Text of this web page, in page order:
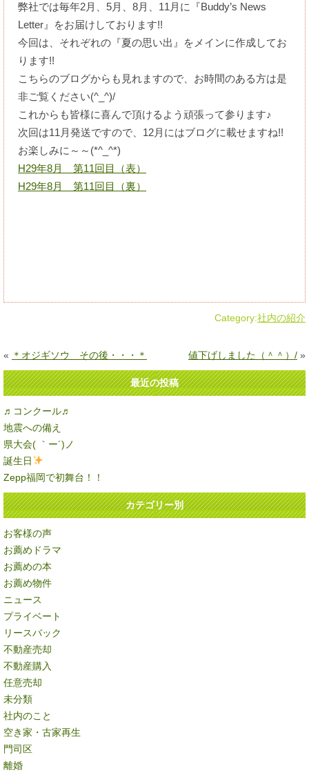
弊社では毎年2月、5月、8月、11月に『Buddy’s News
Letter』をお届けしております!!
今回は、それぞれの『夏の思い出』をメインに作成してお
ります!!
こちらのブログからも見れますので、お時間のある方は是
非ご覧ください(^_^)/
これからも皆様に喜んで頂けるよう頑張って参ります♪
次回は11月発送ですので、12月にはブログに載せますね!!
お楽しみに～～(*^_^*)
H29年8月 第11回目（表）
H29年8月 第11回目（裏）
Category:社内の紹介
« ＊オジギソウ その後・・・＊ 値下げしました（＾＾）/ »
最近の投稿
♬コンクール♬
地震への備え
県大会( ｀ー´)ノ
誕生日
Zepp福岡で初舞台！！
カテゴリー別
お客様の声
お薦めドラマ
お薦めの本
お薦め物件
ニュース
プライベート
リースバック
不動産売却
不動産購入
任意売却
未分類
社内のこと
空き家・古家再生
門司区
離婚